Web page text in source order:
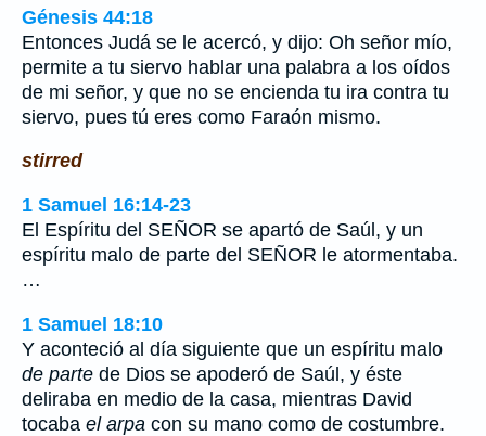
Génesis 44:18
Entonces Judá se le acercó, y dijo: Oh señor mío,
permite a tu siervo hablar una palabra a los oídos
de mi señor, y que no se encienda tu ira contra tu
siervo, pues tú eres como Faraón mismo.
stirred
1 Samuel 16:14-23
El Espíritu del SEÑOR se apartó de Saúl, y un
espíritu malo de parte del SEÑOR le atormentaba.
…
1 Samuel 18:10
Y aconteció al día siguiente que un espíritu malo
de parte de Dios se apoderó de Saúl, y éste
deliraba en medio de la casa, mientras David
tocaba el arpa con su mano como de costumbre.